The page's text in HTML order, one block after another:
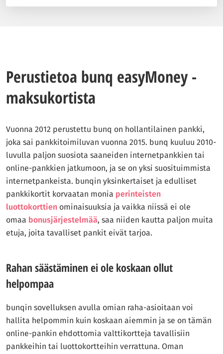
Perustietoa bunq easyMoney -
maksukortista
Vuonna 2012 perustettu bunq on hollantilainen pankki,
joka sai pankkitoimiluvan vuonna 2015. bunq kuuluu 2010-
luvulla paljon suosiota saaneiden internetpankkien tai
online-pankkien jatkumoon, ja se on yksi suosituimmista
internetpankeista. bunqin yksinkertaiset ja edulliset
pankkikortit korvaatan monia perinteisten
luottokorttien ominaisuuksia ja vaikka niissä ei ole
omaa bonusjärjestelmää, saa niiden kautta paljon muita
etuja, joita tavalliset pankit eivät tarjoa.
Rahan säästäminen ei ole koskaan ollut
helpompaa
bunqin sovelluksen avulla omian raha-asioitaan voi
hallita helpommin kuin koskaan aiemmin ja se on tämän
online-pankin ehdottomia valttikortteja tavallisiin
pankkeihin tai luottokortteihin verrattuna. Oman